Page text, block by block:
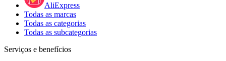
AliExpress
Todas as marcas
Todas as categorias
Todas as subcategorias
Serviços e benefícios